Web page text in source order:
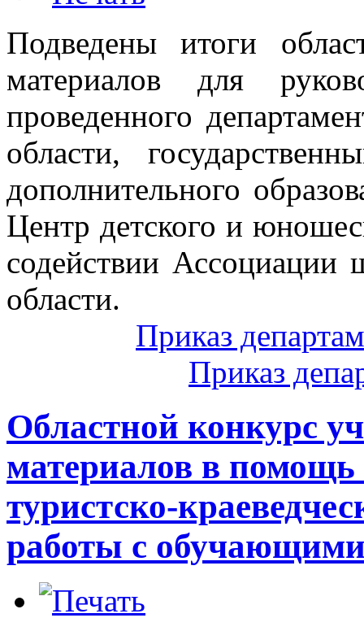
Подведены итоги
материалов для
проведенного
области,
дополнительного
Центр детского и
содействии Ассоциации
области.
Приказ
Приказ
Областной конкурс
материалов в помощь
туристско-
работы с